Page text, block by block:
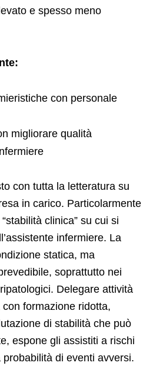
e spesso meno
con personale
migliorare qualità
con tutta la letteratura su
in carico. Particolarmente
clinica” su cui si
infermiere. La
statica, ma
soprattutto nei
Delegare attività
formazione ridotta,
di stabilità che può
espone gli assistiti a rischi
di eventi avversi.